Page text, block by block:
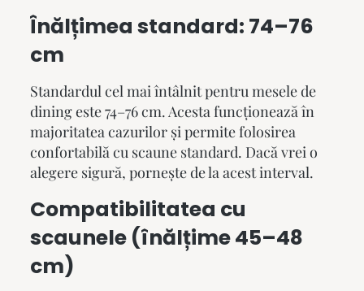
Înălțimea standard: 74–76
cm
Standardul cel mai întâlnit pentru mesele de
dining este 74–76 cm. Acesta funcționează în
majoritatea cazurilor și permite folosirea
confortabilă cu scaune standard. Dacă vrei o
alegere sigură, pornește de la acest interval.
Compatibilitatea cu
scaunele (înălțime 45–48
cm)